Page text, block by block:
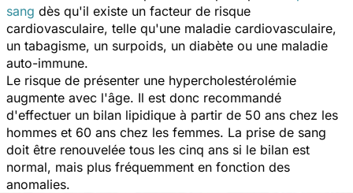
sang dès qu'il existe un facteur de risque
cardiovasculaire, telle qu'une maladie cardiovasculaire,
un tabagisme, un surpoids, un diabète ou une maladie
auto-immune.
Le risque de présenter une hypercholestérolémie
augmente avec l'âge. Il est donc recommandé
d'effectuer un bilan lipidique à partir de 50 ans chez les
hommes et 60 ans chez les femmes. La prise de sang
doit être renouvelée tous les cinq ans si le bilan est
normal, mais plus fréquemment en fonction des
anomalies.